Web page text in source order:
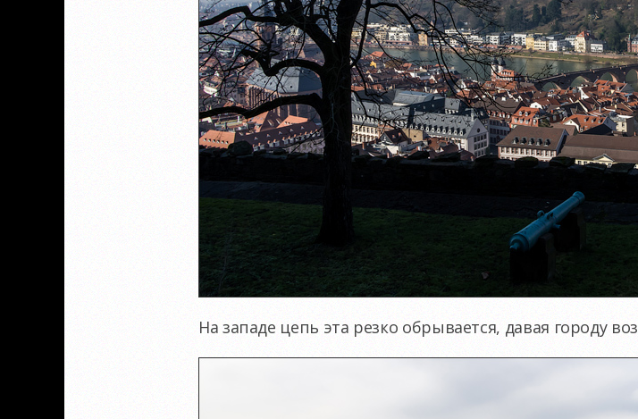
На западе цепь эта резко обрывается, давая городу